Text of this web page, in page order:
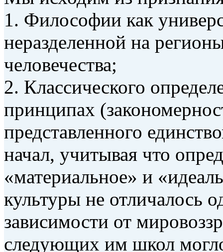
1. Философии как
неразделенной на
человечества;
2. Классического
принципах
представленного
начал, учитывая что
«материальное» и
культуры не отличалось
зависимости от
следующих им школ